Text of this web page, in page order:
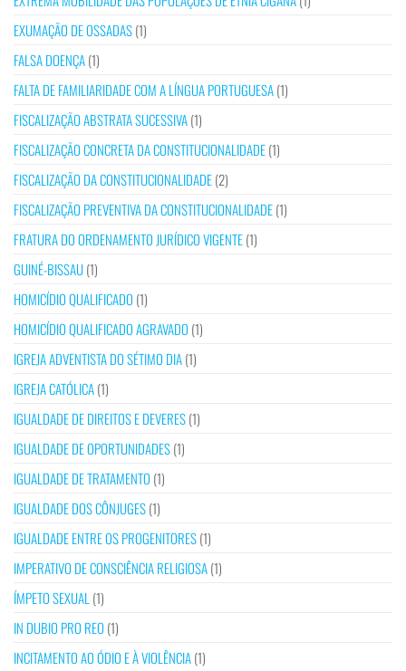
EXUMAÇÃO DE OSSADAS(1)
FALSA DOENÇA(1)
FALTA DE FAMILIARIDADE COM A LÍNGUA PORTUGUESA(1)
FISCALIZAÇÃO ABSTRATA SUCESSIVA(1)
FISCALIZAÇÃO CONCRETA DA CONSTITUCIONALIDADE(1)
FISCALIZAÇÃO DA CONSTITUCIONALIDADE(2)
FISCALIZAÇÃO PREVENTIVA DA CONSTITUCIONALIDADE(1)
FRATURA DO ORDENAMENTO JURÍDICO VIGENTE(1)
GUINÉ-BISSAU(1)
HOMICÍDIO QUALIFICADO (1)
HOMICÍDIO QUALIFICADO AGRAVADO (1)
IGREJA ADVENTISTA DO SÉTIMO DIA(1)
IGREJA CATÓLICA(1)
IGUALDADE DE DIREITOS E DEVERES(1)
IGUALDADE DE OPORTUNIDADES(1)
IGUALDADE DE TRATAMENTO (1)
IGUALDADE DOS CÔNJUGES(1)
IGUALDADE ENTRE OS PROGENITORES(1)
IMPERATIVO DE CONSCIÊNCIA RELIGIOSA(1)
ÍMPETO SEXUAL (1)
IN DUBIO PRO REO (1)
INCITAMENTO AO ÓDIO E À VIOLÊNCIA(1)